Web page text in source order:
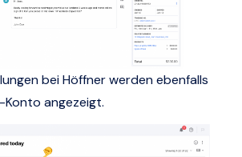
bei Höffner werden ebenfalls
Konto angezeigt.